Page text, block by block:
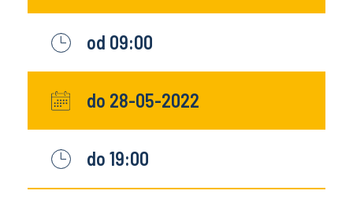
od 09:00
do 28-05-2022
do 19:00